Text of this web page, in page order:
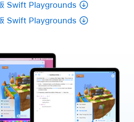
Swift Playgrounds
Swift Playgrounds